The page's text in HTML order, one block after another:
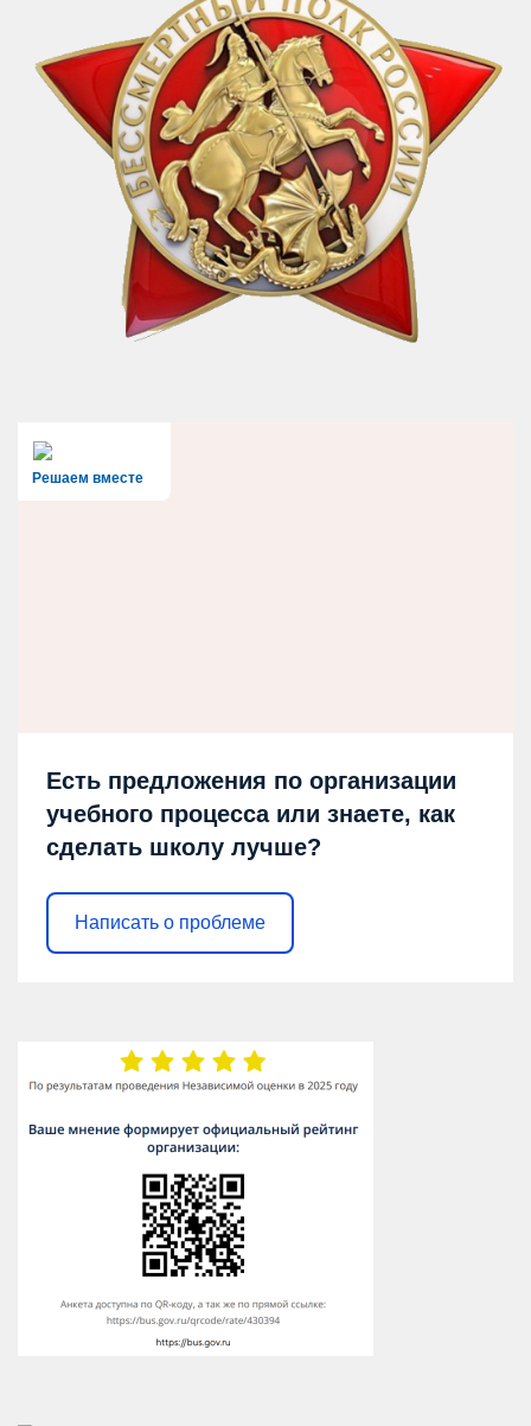
Решаем вместе
Есть предложения по организации
учебного процесса или знаете, как
сделать школу лучше?
Написать о проблеме